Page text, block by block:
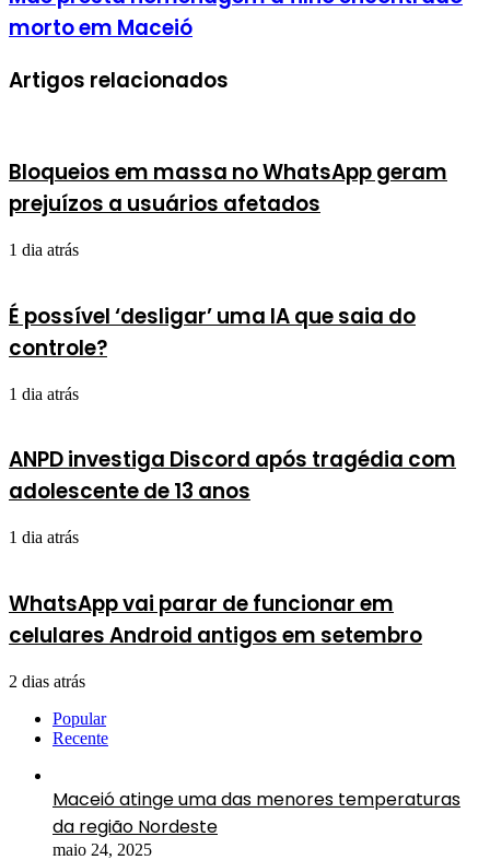
morto em Maceió
Artigos relacionados
Bloqueios em massa no WhatsApp geram
prejuízos a usuários afetados
1 dia atrás
É possível ‘desligar’ uma IA que saia do
controle?
1 dia atrás
ANPD investiga Discord após tragédia com
adolescente de 13 anos
1 dia atrás
WhatsApp vai parar de funcionar em
celulares Android antigos em setembro
2 dias atrás
Popular
Recente
Maceió atinge uma das menores temperaturas
da região Nordeste
maio 24, 2025